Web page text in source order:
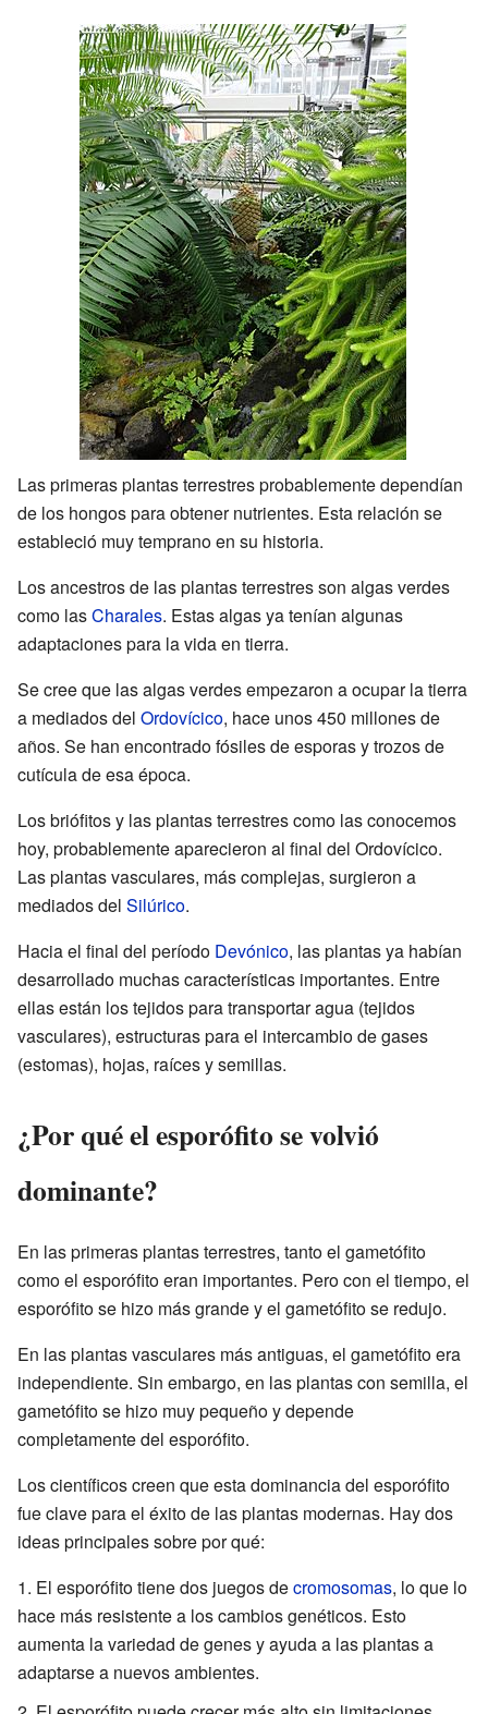
Las primeras plantas terrestres probablemente dependían
de los hongos para obtener nutrientes. Esta relación se
estableció muy temprano en su historia.
Los ancestros de las plantas terrestres son algas verdes
como lasCharales. Estas algas ya tenían algunas
adaptaciones para la vida en tierra.
Se cree que las algas verdes empezaron a ocupar la tierra
a mediados del Ordovícico, hace unos 450 millones de
años. Se han encontrado fósiles de esporas y trozos de
cutícula de esa época.
Los briófitos y las plantas terrestres como las conocemos
hoy, probablemente aparecieron al final del Ordovícico.
Las plantas vasculares, más complejas, surgieron a
mediados del Silúrico.
Hacia el final del período Devónico, las plantas ya habían
desarrollado muchas características importantes. Entre
ellas están los tejidos para transportar agua (tejidos
vasculares), estructuras para el intercambio de gases
(estomas), hojas, raíces y semillas.
¿Por qué el esporófito se volvió
dominante?
En las primeras plantas terrestres, tanto el gametófito
como el esporófito eran importantes. Pero con el tiempo, el
esporófito se hizo más grande y el gametófito se redujo.
En las plantas vasculares más antiguas, el gametófito era
independiente. Sin embargo, en las plantas con semilla, el
gametófito se hizo muy pequeño y depende
completamente del esporófito.
Los científicos creen que esta dominancia del esporófito
fue clave para el éxito de las plantas modernas. Hay dos
ideas principales sobre por qué:
El esporófito tiene dos juegos decromosomas, lo que lo
hace más resistente a los cambios genéticos. Esto
aumenta la variedad de genes y ayuda a las plantas a
adaptarse a nuevos ambientes.